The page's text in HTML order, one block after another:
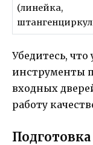
(линейка,
Убедитесь, что
инструменты
входных
работу